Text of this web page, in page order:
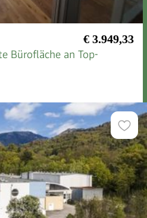
€ 3.949,33
Bürofläche an Top-